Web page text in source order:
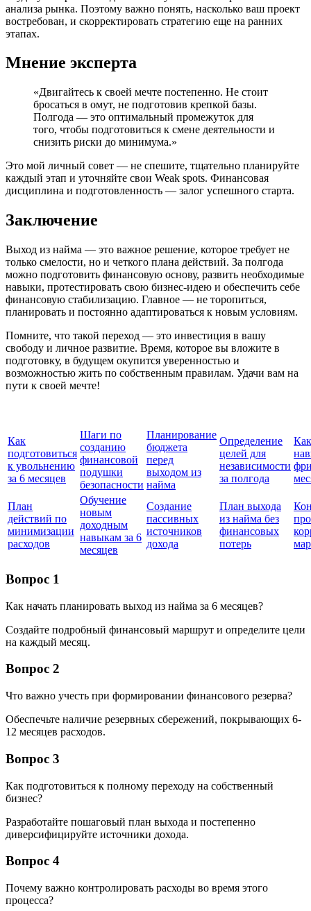
анализа рынка. Поэтому важно понять, насколько ваш проект
востребован, и скорректировать стратегию еще на ранних
этапах.
Мнение эксперта
«Двигайтесь к своей мечте постепенно. Не стоит
бросаться в омут, не подготовив крепкой базы.
Полгода — это оптимальный промежуток для
того, чтобы подготовиться к смене деятельности и
снизить риски до минимума.»
Это мой личный совет — не спешите, тщательно планируйте
каждый этап и уточняйте свои Weak spots. Финансовая
дисциплина и подготовленность — залог успешного старта.
Заключение
Выход из найма — это важное решение, которое требует не
только смелости, но и четкого плана действий. За полгода
можно подготовить финансовую основу, развить необходимые
навыки, протестировать свою бизнес-идею и обеспечить себе
финансовую стабилизацию. Главное — не торопиться,
планировать и постоянно адаптироваться к новым условиям.
Помните, что такой переход — это инвестиция в вашу
свободу и личное развитие. Время, которое вы вложите в
подготовку, в будущем окупится уверенностью и
возможностью жить по собственным правилам. Удачи вам на
пути к своей мечте!
Как
подготовиться
к увольнению
за 6 месяцев
Шаги по
созданию
финансовой
подушки
безопасности
Планирование
бюджета
перед
выходом из
найма
Определение
целей для
независимости
за полгода
План
действий по
минимизации
расходов
Обучение
новым
доходным
навыкам за 6
месяцев
Создание
пассивных
источников
дохода
План выхода
из найма без
финансовых
потерь
Вопрос 1
Как начать планировать выход из найма за 6 месяцев?
Создайте подробный финансовый маршрут и определите цели
на каждый месяц.
Вопрос 2
Что важно учесть при формировании финансового резерва?
Обеспечьте наличие резервных сбережений, покрывающих 6-
12 месяцев расходов.
Вопрос 3
Как подготовиться к полному переходу на собственный
бизнес?
Разработайте пошаговый план выхода и постепенно
диверсифицируйте источники дохода.
Вопрос 4
Почему важно контролировать расходы во время этого
процесса?